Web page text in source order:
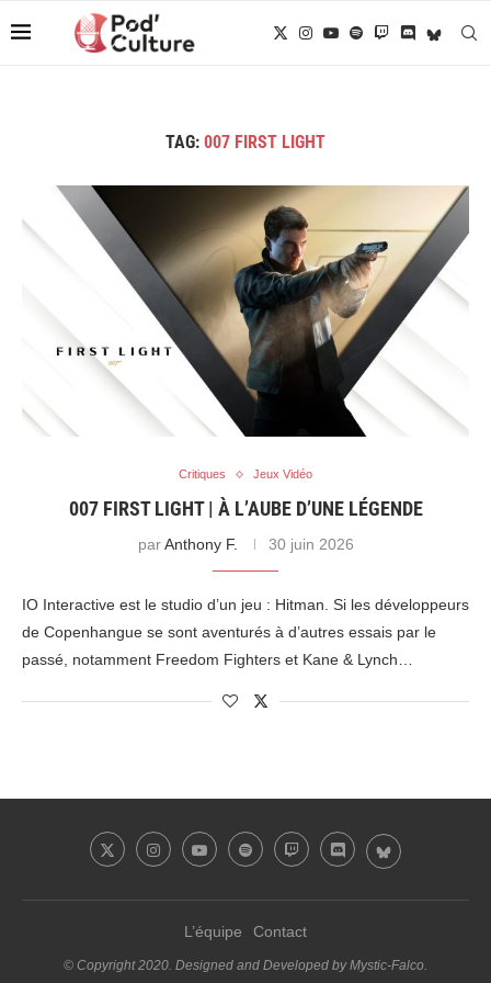
TAG: 007 FIRST LIGHT
Critiques Jeux Vidéo
007 FIRST LIGHT | À L’AUBE D’UNE LÉGENDE
parAnthony F. 30 juin 2026
IO Interactive est le studio d’un jeu : Hitman. Si les développeurs
de Copenhangue se sont aventurés à d’autres essais par le
passé, notamment Freedom Fighters et Kane & Lynch…
L’équipe Contact
© Copyright 2020. Designed and Developed by Mystic-Falco.